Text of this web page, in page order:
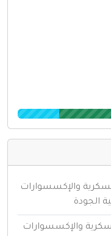
والإكسسوارات
والإكسسوارات